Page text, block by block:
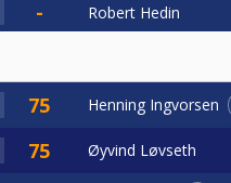
Robert Hedin
Henning Ingvorsen
Øyvind Løvseth